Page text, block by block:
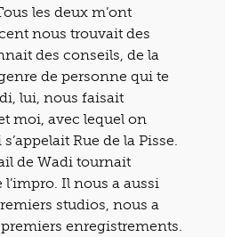
les deux m’ont
nous trouvait des
des conseils, de la
de personne qui te
lui, nous faisait
moi, avec lequel on
Rue de la Pisse.
de Wadi tournait
Il nous a aussi
studios, nous a
enregistrements.